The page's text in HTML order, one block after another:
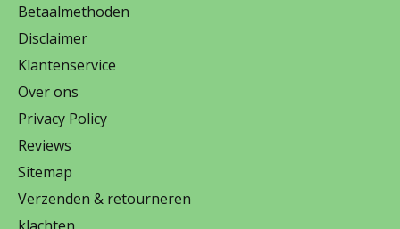
Betaalmethoden
Disclaimer
Klantenservice
Over ons
Privacy Policy
Reviews
Sitemap
Verzenden & retourneren